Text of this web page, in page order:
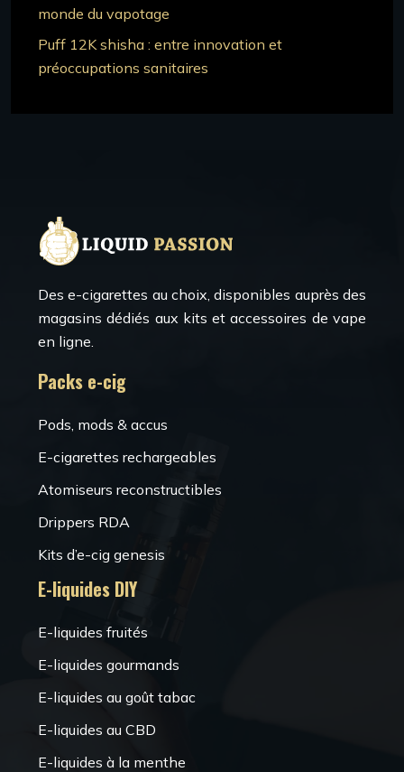
monde du vapotage
Puff 12K shisha : entre innovation et
préoccupations sanitaires
Des e-cigarettes au choix, disponibles auprès des
magasins dédiés aux kits et accessoires de vape
en ligne.
Packs e-cig
Pods, mods & accus
E-cigarettes rechargeables
Atomiseurs reconstructibles
Drippers RDA
Kits d’e-cig genesis
E-liquides DIY
E-liquides fruités
E-liquides gourmands
E-liquides au goût tabac
E-liquides au CBD
E-liquides à la menthe